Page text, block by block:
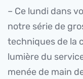
– Ce lundi dans
notre série de
techniques de la
lumière du
menée de main